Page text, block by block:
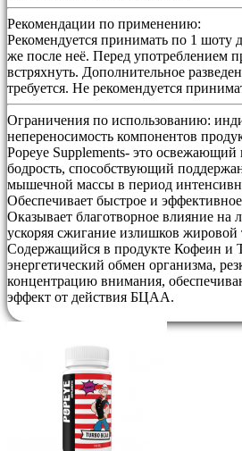
Рекомендации по применению:
Рекомендуется принимать по 1 шоту
же после неё. Перед употреблением
встряхнуть. Дополнительное
требуется. Не рекомендуется
Ограничения по использованию:
непереносимость компонентов
Popeye Supplements- это
бодрость, способствующий
мышечной массы в период
Обеспечивает быстрое и
Оказывает благотворное влияние на
ускоряя сжигание излишков жировой
Содержащийся в продукте Кофеин и
энергетический обмен организма,
концентрацию внимания,
эффект от действия БЦАА.